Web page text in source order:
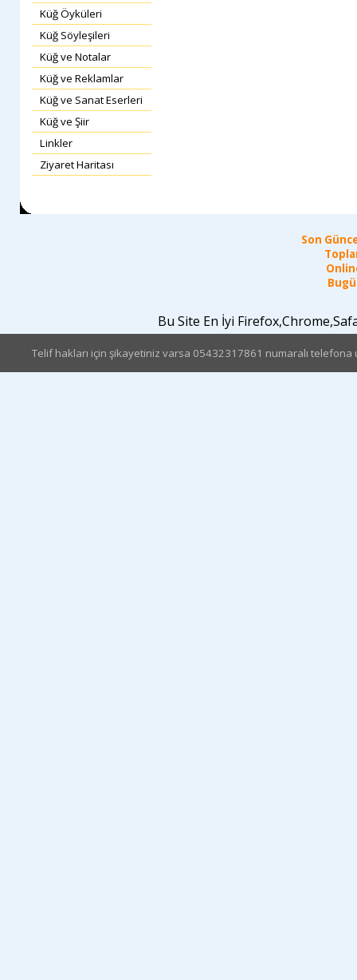
Küğ Öyküleri
Küğ Söyleşileri
Küğ ve Notalar
Küğ ve Reklamlar
Küğ ve Sanat Eserleri
Küğ ve Şiir
Linkler
Ziyaret Haritası
Son
Bu Site En İyi
Telif hakları için şikayetiniz varsa 05432317861 numaralı telefona